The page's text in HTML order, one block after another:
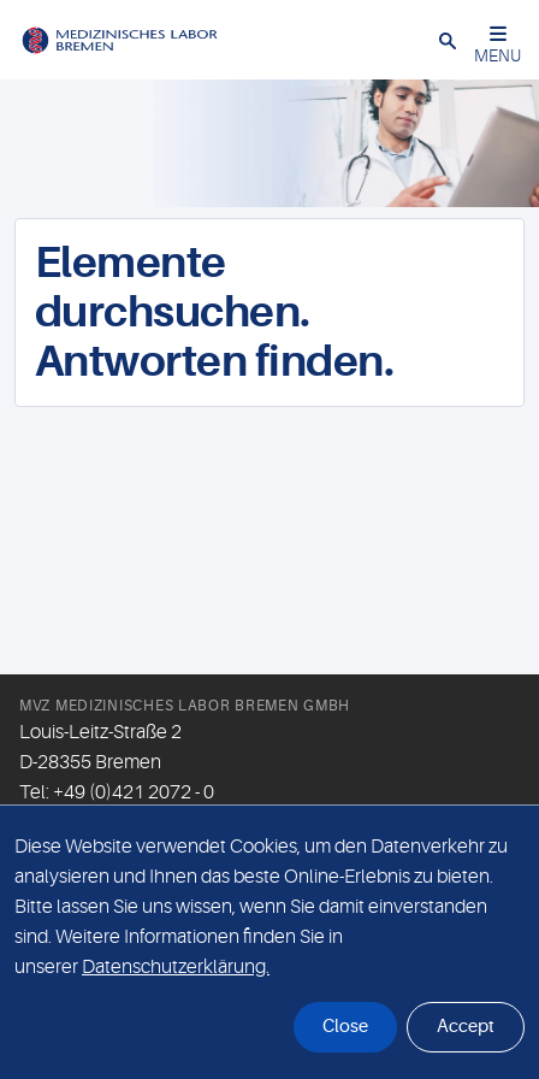
Schließen
MENU
Elemente
durchsuchen.
Antworten finden.
MVZ MEDIZINISCHES LABOR BREMEN GMBH
Louis-Leitz-Straße 2
D-28355 Bremen
Tel: +49 (0)421 2072 - 0
Email:info@mlhb.de
DATENSCHUTZ
IMPRESSUM
Diese Website verwendet Cookies, um den Datenverkehr zu
analysieren und Ihnen das beste Online-Erlebnis zu bieten.
Bitte lassen Sie uns wissen, wenn Sie damit einverstanden
sind. Weitere Informationen finden Sie in
unserer Datenschutzerklärung.
Close Accept